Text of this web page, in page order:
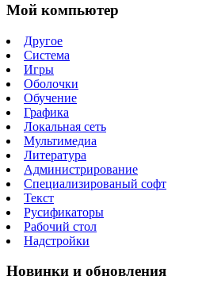
Мой компьютер
Другое
Система
Игры
Оболочки
Обучение
Графика
Локальная сеть
Мультимедиа
Литература
Администрирование
Специализированый софт
Текст
Русификаторы
Рабочий стол
Надстройки
Новинки и обновления